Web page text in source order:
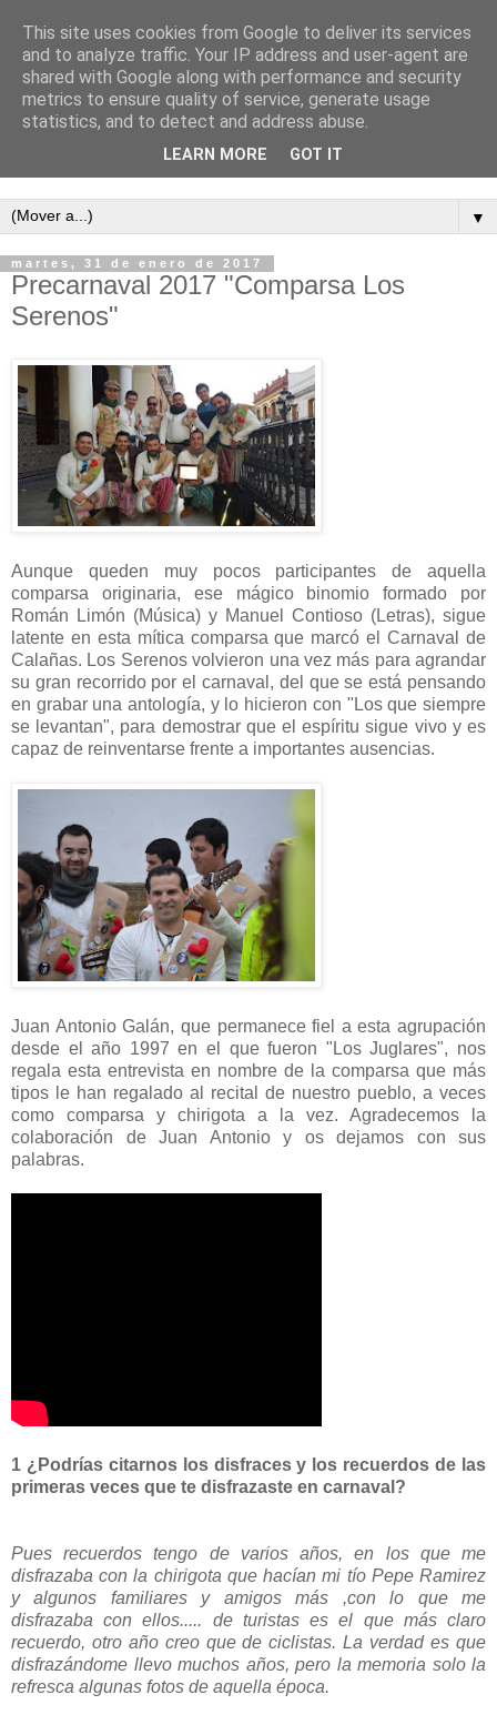
Semanario independiente de Calañas
▼
martes, 31 de enero de 2017
Precarnaval 2017 "Comparsa Los
Serenos"
Aunque queden muy pocos participantes de aquella
comparsa originaria, ese mágico binomio formado por
Román Limón (Música) y Manuel Contioso (Letras), sigue
latente en esta mítica comparsa que marcó el Carnaval de
Calañas. Los Serenos volvieron una vez más para agrandar
su gran recorrido por el carnaval, del que se está pensando
en grabar una antología, y lo hicieron con "Los que siempre
se levantan", para demostrar que el espíritu sigue vivo y es
capaz de reinventarse frente a importantes ausencias.
Juan Antonio Galán, que permanece fiel a esta agrupación
desde el año 1997 en el que fueron "Los Juglares", nos
regala esta entrevista en nombre de la comparsa que más
tipos le han regalado al recital de nuestro pueblo, a veces
como comparsa y chirigota a la vez. Agradecemos la
colaboración de Juan Antonio y os dejamos con sus
palabras.
1 ¿Podrías citarnos los disfraces y los recuerdos de las
primeras veces que te disfrazaste en carnaval?
Pues recuerdos tengo de varios años, en los que me
disfrazaba con la chirigota que hacían mi tío Pepe Ramirez
y algunos familiares y amigos más ,con lo que me
disfrazaba con ellos..... de turistas es el que más claro
recuerdo, otro año creo que de ciclistas. La verdad es que
disfrazándome llevo muchos años, pero la memoria solo la
refresca algunas fotos de aquella época.
This site uses cookies from Google to deliver its services
and to analyze traffic. Your IP address and user-agent are
shared with Google along with performance and security
metrics to ensure quality of service, generate usage
statistics, and to detect and address abuse.
LEARN MORE GOT IT